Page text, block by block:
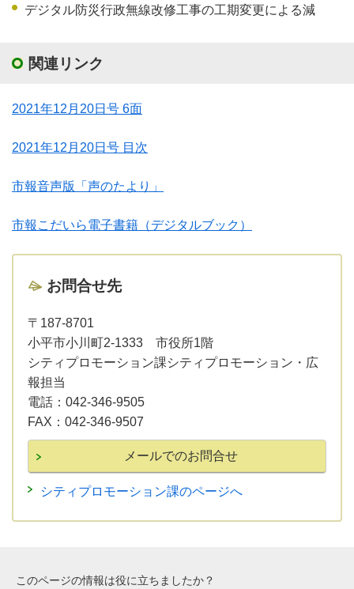
デジタル防災行政無線改修工事の工期変更による減
関連リンク
2021年12月20日号 6面
2021年12月20日号 目次
市報音声版「声のたより」
市報こだいら電子書籍（デジタルブック）
お問合せ先
〒187-8701
小平市小川町2-1333 市役所1階
シティプロモーション課シティプロモーション・広
報担当
電話： 042-346-9505
FAX： 042-346-9507
シティプロモーション課のページへ
このページの情報は役に立ちましたか？